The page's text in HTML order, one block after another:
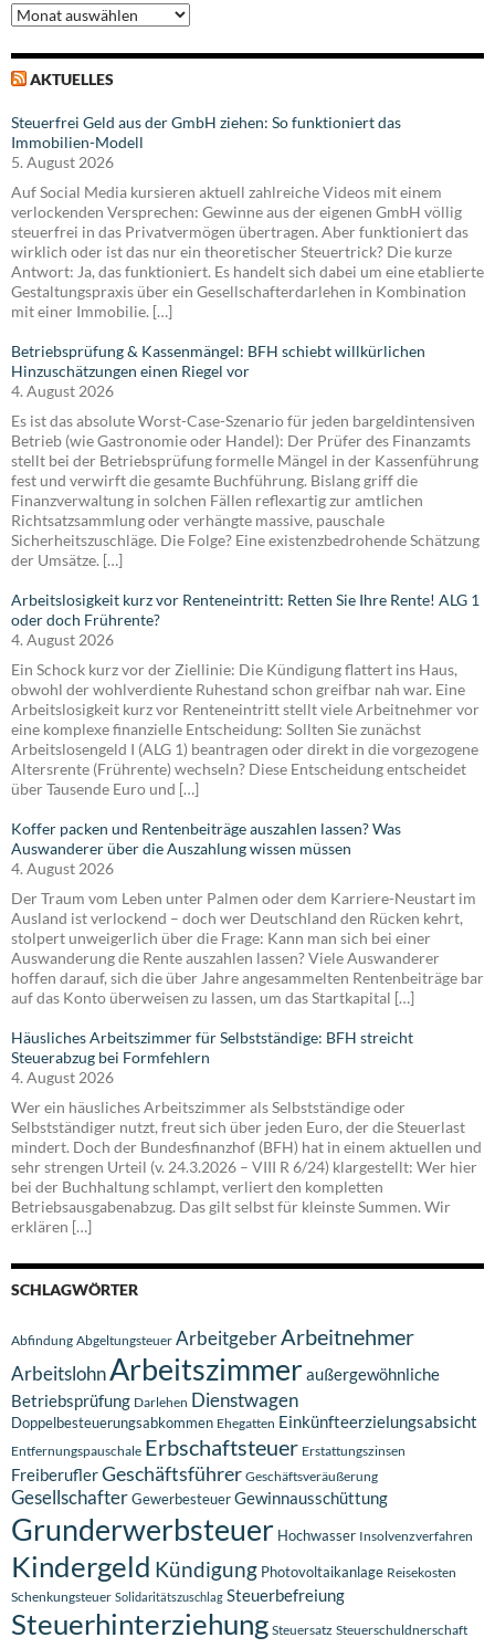
Archiv
AKTUELLES
Steuerfrei Geld aus der GmbH ziehen: So funktioniert das
Immobilien-Modell
5. August 2026
Auf Social Media kursieren aktuell zahlreiche Videos mit einem
verlockenden Versprechen: Gewinne aus der eigenen GmbH völlig
steuerfrei in das Privatvermögen übertragen. Aber funktioniert das
wirklich oder ist das nur ein theoretischer Steuertrick? Die kurze
Antwort: Ja, das funktioniert. Es handelt sich dabei um eine etablierte
Gestaltungspraxis über ein Gesellschafterdarlehen in Kombination
mit einer Immobilie. […]
Betriebsprüfung & Kassenmängel: BFH schiebt willkürlichen
Hinzuschätzungen einen Riegel vor
4. August 2026
Es ist das absolute Worst-Case-Szenario für jeden bargeldintensiven
Betrieb (wie Gastronomie oder Handel): Der Prüfer des Finanzamts
stellt bei der Betriebsprüfung formelle Mängel in der Kassenführung
fest und verwirft die gesamte Buchführung. Bislang griff die
Finanzverwaltung in solchen Fällen reflexartig zur amtlichen
Richtsatzsammlung oder verhängte massive, pauschale
Sicherheitszuschläge. Die Folge? Eine existenzbedrohende Schätzung
der Umsätze. […]
Arbeitslosigkeit kurz vor Renteneintritt: Retten Sie Ihre Rente! ALG 1
oder doch Frührente?
4. August 2026
Ein Schock kurz vor der Ziellinie: Die Kündigung flattert ins Haus,
obwohl der wohlverdiente Ruhestand schon greifbar nah war. Eine
Arbeitslosigkeit kurz vor Renteneintritt stellt viele Arbeitnehmer vor
eine komplexe finanzielle Entscheidung: Sollten Sie zunächst
Arbeitslosengeld I (ALG 1) beantragen oder direkt in die vorgezogene
Altersrente (Frührente) wechseln? Diese Entscheidung entscheidet
über Tausende Euro und […]
Koffer packen und Rentenbeiträge auszahlen lassen? Was
Auswanderer über die Auszahlung wissen müssen
4. August 2026
Der Traum vom Leben unter Palmen oder dem Karriere-Neustart im
Ausland ist verlockend – doch wer Deutschland den Rücken kehrt,
stolpert unweigerlich über die Frage: Kann man sich bei einer
Auswanderung die Rente auszahlen lassen? Viele Auswanderer
hoffen darauf, sich die über Jahre angesammelten Rentenbeiträge bar
auf das Konto überweisen zu lassen, um das Startkapital […]
Häusliches Arbeitszimmer für Selbstständige: BFH streicht
Steuerabzug bei Formfehlern
4. August 2026
Wer ein häusliches Arbeitszimmer als Selbstständige oder
Selbstständiger nutzt, freut sich über jeden Euro, der die Steuerlast
mindert. Doch der Bundesfinanzhof (BFH) hat in einem aktuellen und
sehr strengen Urteil (v. 24.3.2026 – VIII R 6/24) klargestellt: Wer hier
bei der Buchhaltung schlampt, verliert den kompletten
Betriebsausgabenabzug. Das gilt selbst für kleinste Summen. Wir
erklären […]
SCHLAGWÖRTER
Abfindung Abgeltungsteuer ArbeitgeberArbeitnehmer
ArbeitslohnArbeitszimmeraußergewöhnliche
Betriebsprüfung Darlehen Dienstwagen
Doppelbesteuerungsabkommen Ehegatten Einkünfteerzielungsabsicht
Entfernungspauschale Erbschaftsteuer Erstattungszinsen
FreiberuflerGeschäftsführer Geschäftsveräußerung
GesellschafterGewerbesteuerGewinnausschüttung
Grunderwerbsteuer Hochwasser Insolvenzverfahren
Kindergeld Kündigung Photovoltaikanlage Reisekosten
Schenkungsteuer Solidaritätszuschlag Steuerbefreiung
Steuerhinterziehung Steuersatz Steuerschuldnerschaft